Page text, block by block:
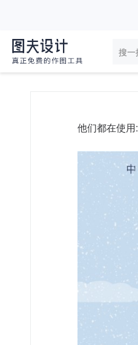
他们都在使用: